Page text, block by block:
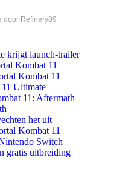
door Refinery89
krijgt launch-trailer
Kombat 11
Kombat 11
Ultimate
11: Aftermath
het uit
Kombat 11
Switch
gratis uitbreiding